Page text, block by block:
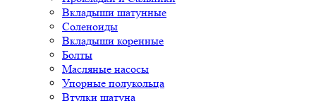
Вкладыши шатунные
Соленоиды
Вкладыши коренные
Болты
Масляные насосы
Упорные полукольца
Втулки шатуна